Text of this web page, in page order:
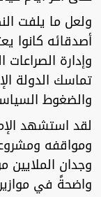
ولعل ما يلفت
أصدقائه كانوا
وإدارة
تماسك الدولة
والضغوط
لقد استشهد
ومواقفه
وجدان الملايين
واضحةً في